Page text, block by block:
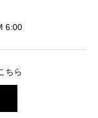
6:00
ちら